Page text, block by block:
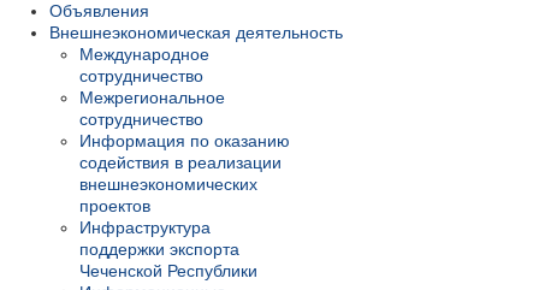
Объявления
Внешнеэкономическая деятельность
Международное
сотрудничество
Межрегиональное
сотрудничество
Информация по оказанию
содействия в реализации
внешнеэкономических
проектов
Инфраструктура
поддержки экспорта
Чеченской Республики